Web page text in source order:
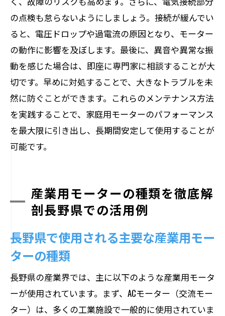
の点検も怠らないようにしましょう。接続が緩んでい
ると、電圧ドロップや過電流の原因となり、モーター
の動作に影響を及ぼします。最後に、異音や異常な振
動を感じた場合は、即座に専門家に相談することが大
切です。早めに対処することで、大きなトラブルを未
然に防ぐことができます。これらのメンテナンス方法
を実践することで、家庭用モーターのパフォーマンス
を最大限に引き出し、長期間安定して使用することが
可能です。
産業用モーターの種類を徹底解
剖長野県での活用例
長野県で使用される主要な産業用モー
ターの種類
長野県の産業界では、主に以下のような産業用モータ
ーが使用されています。まず、ACモーター（交流モー
ター）は、多くの工業施設で一般的に使用されていま